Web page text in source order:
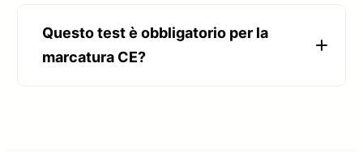
Questo test è obbligatorio per la
marcatura CE?